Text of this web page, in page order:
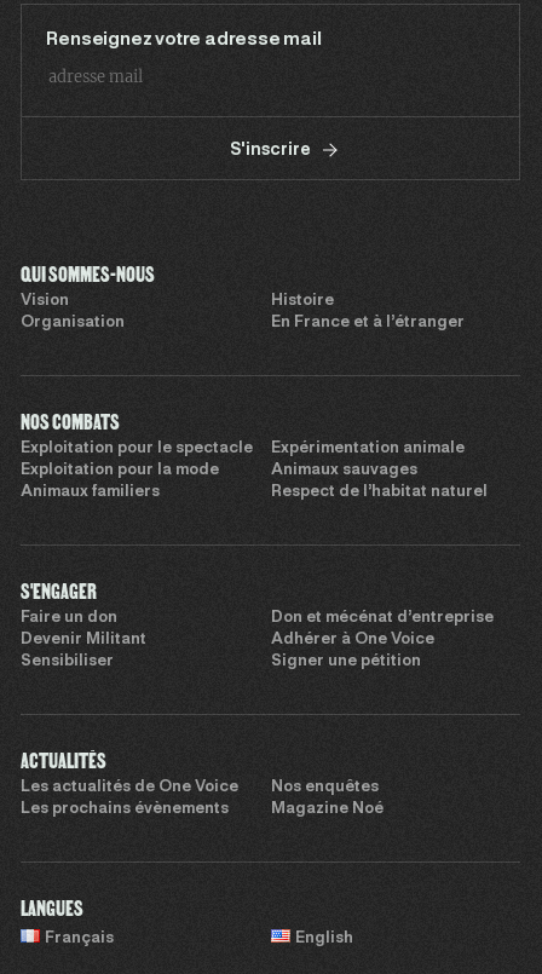
Renseignez votre adresse mail
S'inscrire
QUI SOMMES-NOUS
Vision
Histoire
Organisation
En France et à l’étranger
NOS COMBATS
Exploitation pour le spectacle
Expérimentation animale
Exploitation pour la mode
Animaux sauvages
Animaux familiers
Respect de l’habitat naturel
S'ENGAGER
Faire un don
Don et mécénat d’entreprise
Devenir Militant
Adhérer à One Voice
Sensibiliser
Signer une pétition
ACTUALITÉS
Les actualités de One Voice
Nos enquêtes
Les prochains évènements
Magazine Noé
LANGUES
Français English